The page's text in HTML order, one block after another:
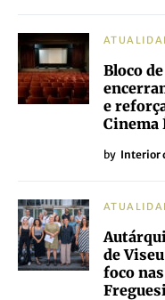
Bloco
e
Cinema
by Interior
de
foco